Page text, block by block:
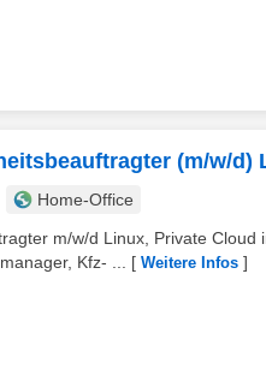
(m/w/d)
Home-Office
m/w/d Linux, Private
Kfz- ...
[ Weitere Infos ]